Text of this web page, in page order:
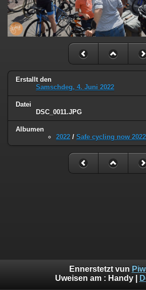
Erstallt den
Samschdeg, 4. Juni 2022
Datei
DSC_0011.JPG
Albumen
2022 / Safe cycling now 2022
Ennerstetzt vun
Uweisen am : Handy|